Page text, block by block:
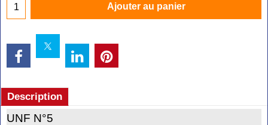
Ajouter au panier
Description
UNF N°5